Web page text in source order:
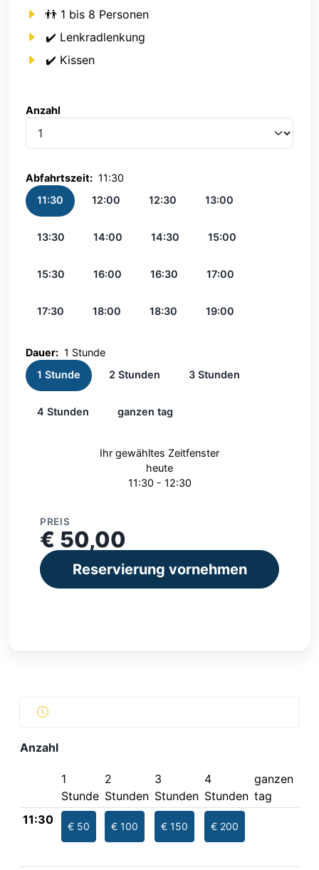
👬 1 bis 8 Personen
✔️ Lenkradlenkung
✔️ Kissen
Anzahl
Abfahrtszeit: 11:30
11:30
12:00 12:30 13:00
13:30 14:00 14:30 15:00
15:30 16:00 16:30 17:00
17:30 18:00 18:30 19:00
Dauer: 1 Stunde
1 Stunde
2 Stunden 3 Stunden
4 Stunden ganzen tag
Ihr gewähltes Zeitfenster
heute
11:30 - 12:30
PREIS
€ 50,00
Reservierung vornehmen
Anzahl
1
Stunde
2
Stunden
3
Stunden
4
Stunden
ganzen
tag
11:30
€ 50 € 100 € 150 € 200